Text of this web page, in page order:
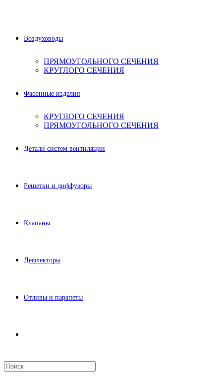
Воздуховоды
ПРЯМОУГОЛЬНОГО СЕЧЕНИЯ
КРУГЛОГО СЕЧЕНИЯ
Фасонные изделия
КРУГЛОГО СЕЧЕНИЯ
ПРЯМОУГОЛЬНОГО СЕЧЕНИЯ
Детали систем вентиляции
Решетки и диффузоры
Клапаны
Дефлекторы
Отливы и парапеты